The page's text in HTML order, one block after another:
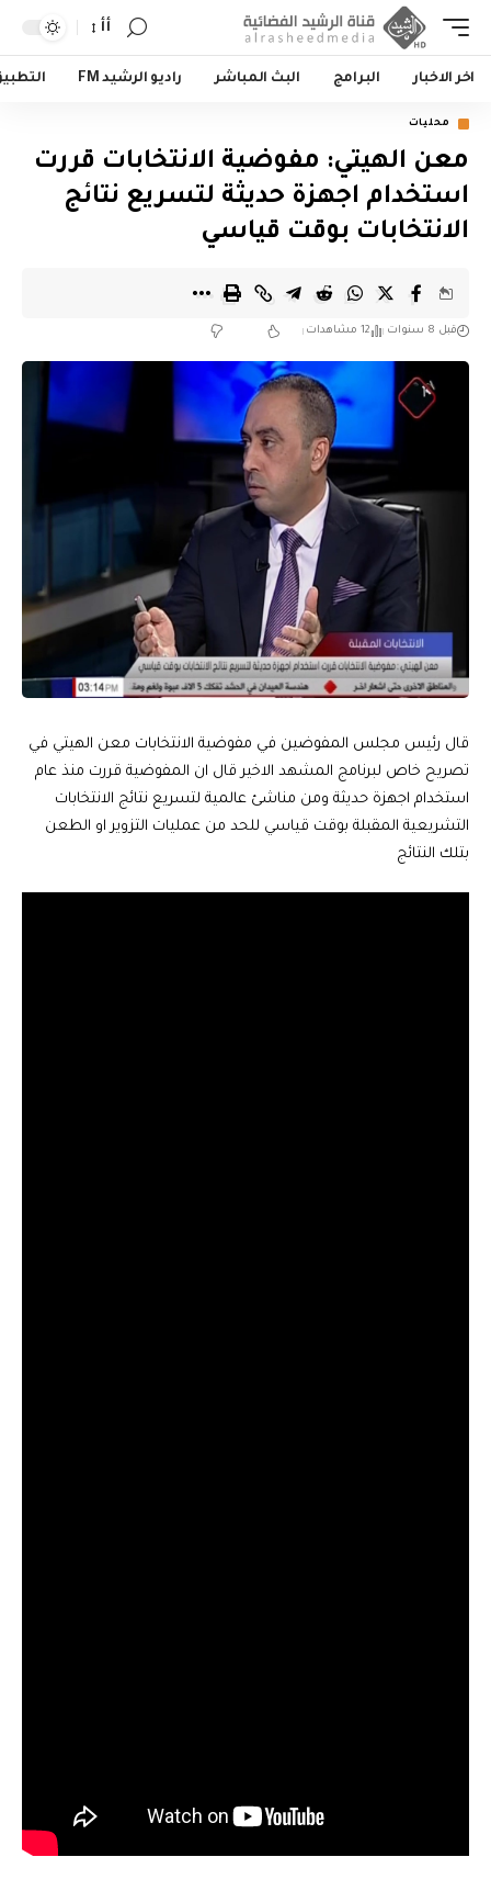
أأ
اخر الاخبار البرامج البث المباشر راديو الرشيد FM
محليات
معن الهيتي: مفوضية الانتخابات قررت
استخدام اجهزة حديثة لتسريع نتائج
الانتخابات بوقت قياسي
قبل 8 سنوات 12 مشاهدات
قال رئيس مجلس المفوضين في مفوضية الانتخابات معن الهيتي في
تصريح خاص لبرنامج المشهد الاخير قال ان المفوضية قررت منذ عام
استخدام اجهزة حديثة ومن مناشئ عالمية لتسريع نتائج الانتخابات
التشريعية المقبلة بوقت قياسي للحد من عمليات التزوير او الطعن
بتلك النتائج